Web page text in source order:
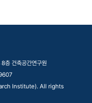
층 건축공간연구원
Institute). All rights